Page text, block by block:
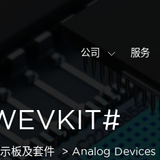
公司 服务
板及套件 Analog